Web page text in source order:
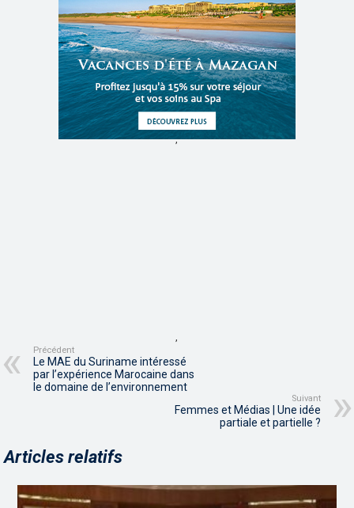
,
Précédent
Le MAE du Suriname intéressé
par l’expérience Marocaine dans
le domaine de l’environnement
Suivant
Femmes et Médias | Une idée
partiale et partielle ?
Articles relatifs